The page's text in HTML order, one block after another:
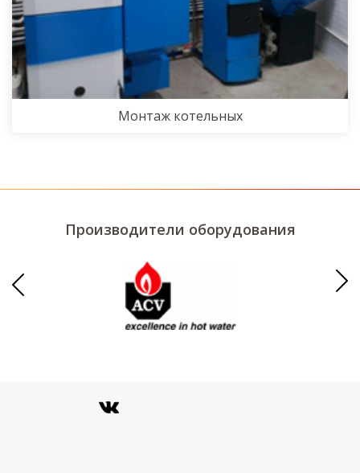
Монтаж котельных
Производители оборудования